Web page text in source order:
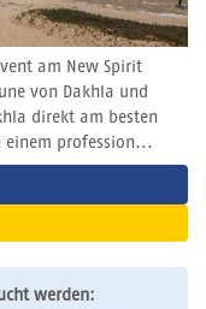
am New Spirit
von Dakhla und
direkt am besten
einem profession...
werden: